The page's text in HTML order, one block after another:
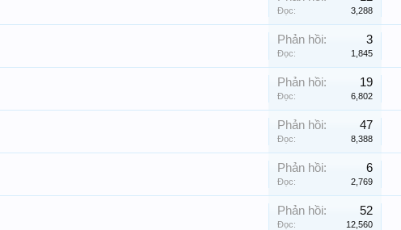
Đọc: 3,288
Phản hồi: 3
Đọc: 1,845
Phản hồi: 19
Đọc: 6,802
Phản hồi: 47
Đọc: 8,388
Phản hồi: 6
Đọc: 2,769
Phản hồi: 52
Đọc: 12,560